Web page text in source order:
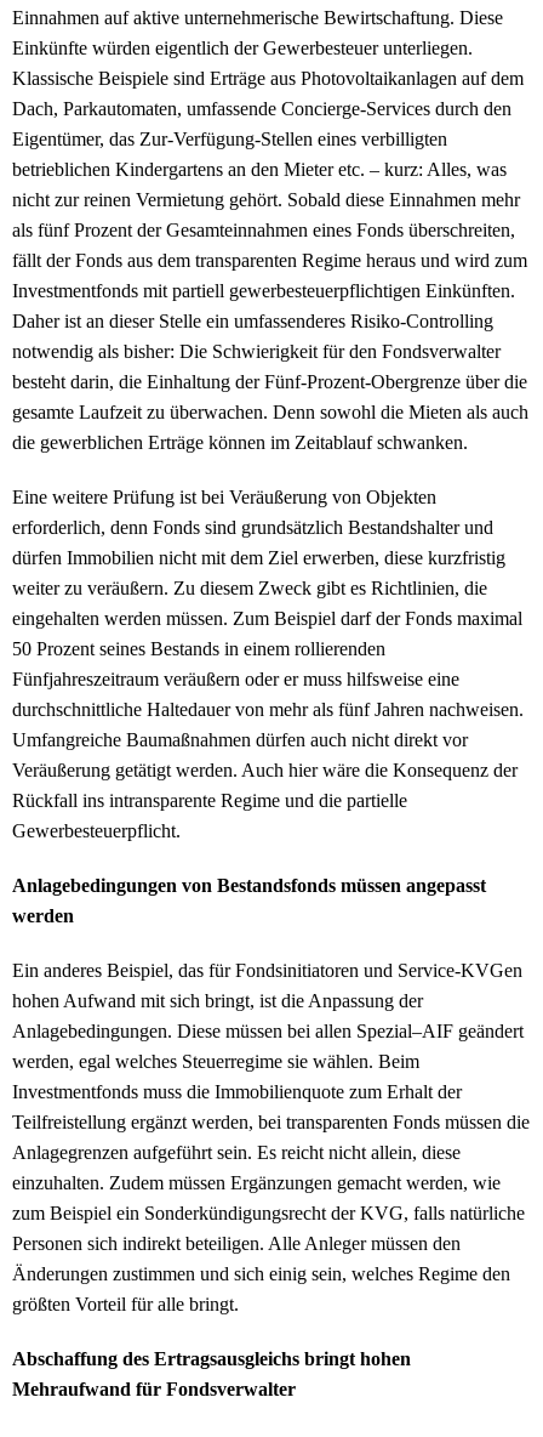
Einnahmen auf aktive unternehmerische Bewirtschaftung. Diese
Einkünfte würden eigentlich der Gewerbesteuer unterliegen.
Klassische Beispiele sind Erträge aus Photovoltaikanlagen auf dem
Dach, Parkautomaten, umfassende Concierge-Services durch den
Eigentümer, das Zur-Verfügung-Stellen eines verbilligten
betrieblichen Kindergartens an den Mieter etc. – kurz: Alles, was
nicht zur reinen Vermietung gehört. Sobald diese Einnahmen mehr
als fünf Prozent der Gesamteinnahmen eines Fonds überschreiten,
fällt der Fonds aus dem transparenten Regime heraus und wird zum
Investmentfonds mit partiell gewerbesteuerpflichtigen Einkünften.
Daher ist an dieser Stelle ein umfassenderes Risiko-Controlling
notwendig als bisher: Die Schwierigkeit für den Fondsverwalter
besteht darin, die Einhaltung der Fünf-Prozent-Obergrenze über die
gesamte Laufzeit zu überwachen. Denn sowohl die Mieten als auch
die gewerblichen Erträge können im Zeitablauf schwanken.
Eine weitere Prüfung ist bei Veräußerung von Objekten
erforderlich, denn Fonds sind grundsätzlich Bestandshalter und
dürfen Immobilien nicht mit dem Ziel erwerben, diese kurzfristig
weiter zu veräußern. Zu diesem Zweck gibt es Richtlinien, die
eingehalten werden müssen. Zum Beispiel darf der Fonds maximal
50 Prozent seines Bestands in einem rollierenden
Fünfjahreszeitraum veräußern oder er muss hilfsweise eine
durchschnittliche Haltedauer von mehr als fünf Jahren nachweisen.
Umfangreiche Baumaßnahmen dürfen auch nicht direkt vor
Veräußerung getätigt werden. Auch hier wäre die Konsequenz der
Rückfall ins intransparente Regime und die partielle
Gewerbesteuerpflicht.
Anlagebedingungen von Bestandsfonds müssen angepasst
werden
Ein anderes Beispiel, das für Fondsinitiatoren und Service-KVGen
hohen Aufwand mit sich bringt, ist die Anpassung der
Anlagebedingungen. Diese müssen bei allen Spezial–AIF geändert
werden, egal welches Steuerregime sie wählen. Beim
Investmentfonds muss die Immobilienquote zum Erhalt der
Teilfreistellung ergänzt werden, bei transparenten Fonds müssen die
Anlagegrenzen aufgeführt sein. Es reicht nicht allein, diese
einzuhalten. Zudem müssen Ergänzungen gemacht werden, wie
zum Beispiel ein Sonderkündigungsrecht der KVG, falls natürliche
Personen sich indirekt beteiligen. Alle Anleger müssen den
Änderungen zustimmen und sich einig sein, welches Regime den
größten Vorteil für alle bringt.
Abschaffung des Ertragsausgleichs bringt hohen
Mehraufwand für Fondsverwalter